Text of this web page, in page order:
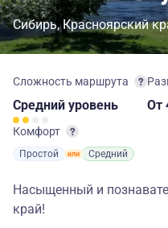
Сибирь Красноярский
Сложность маршрута
Средний уровень
Комфорт
Простой Средний
От
Насыщенный и
край!